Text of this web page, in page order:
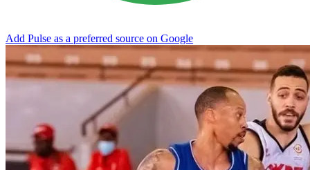
Add Pulse as a preferred source on Google